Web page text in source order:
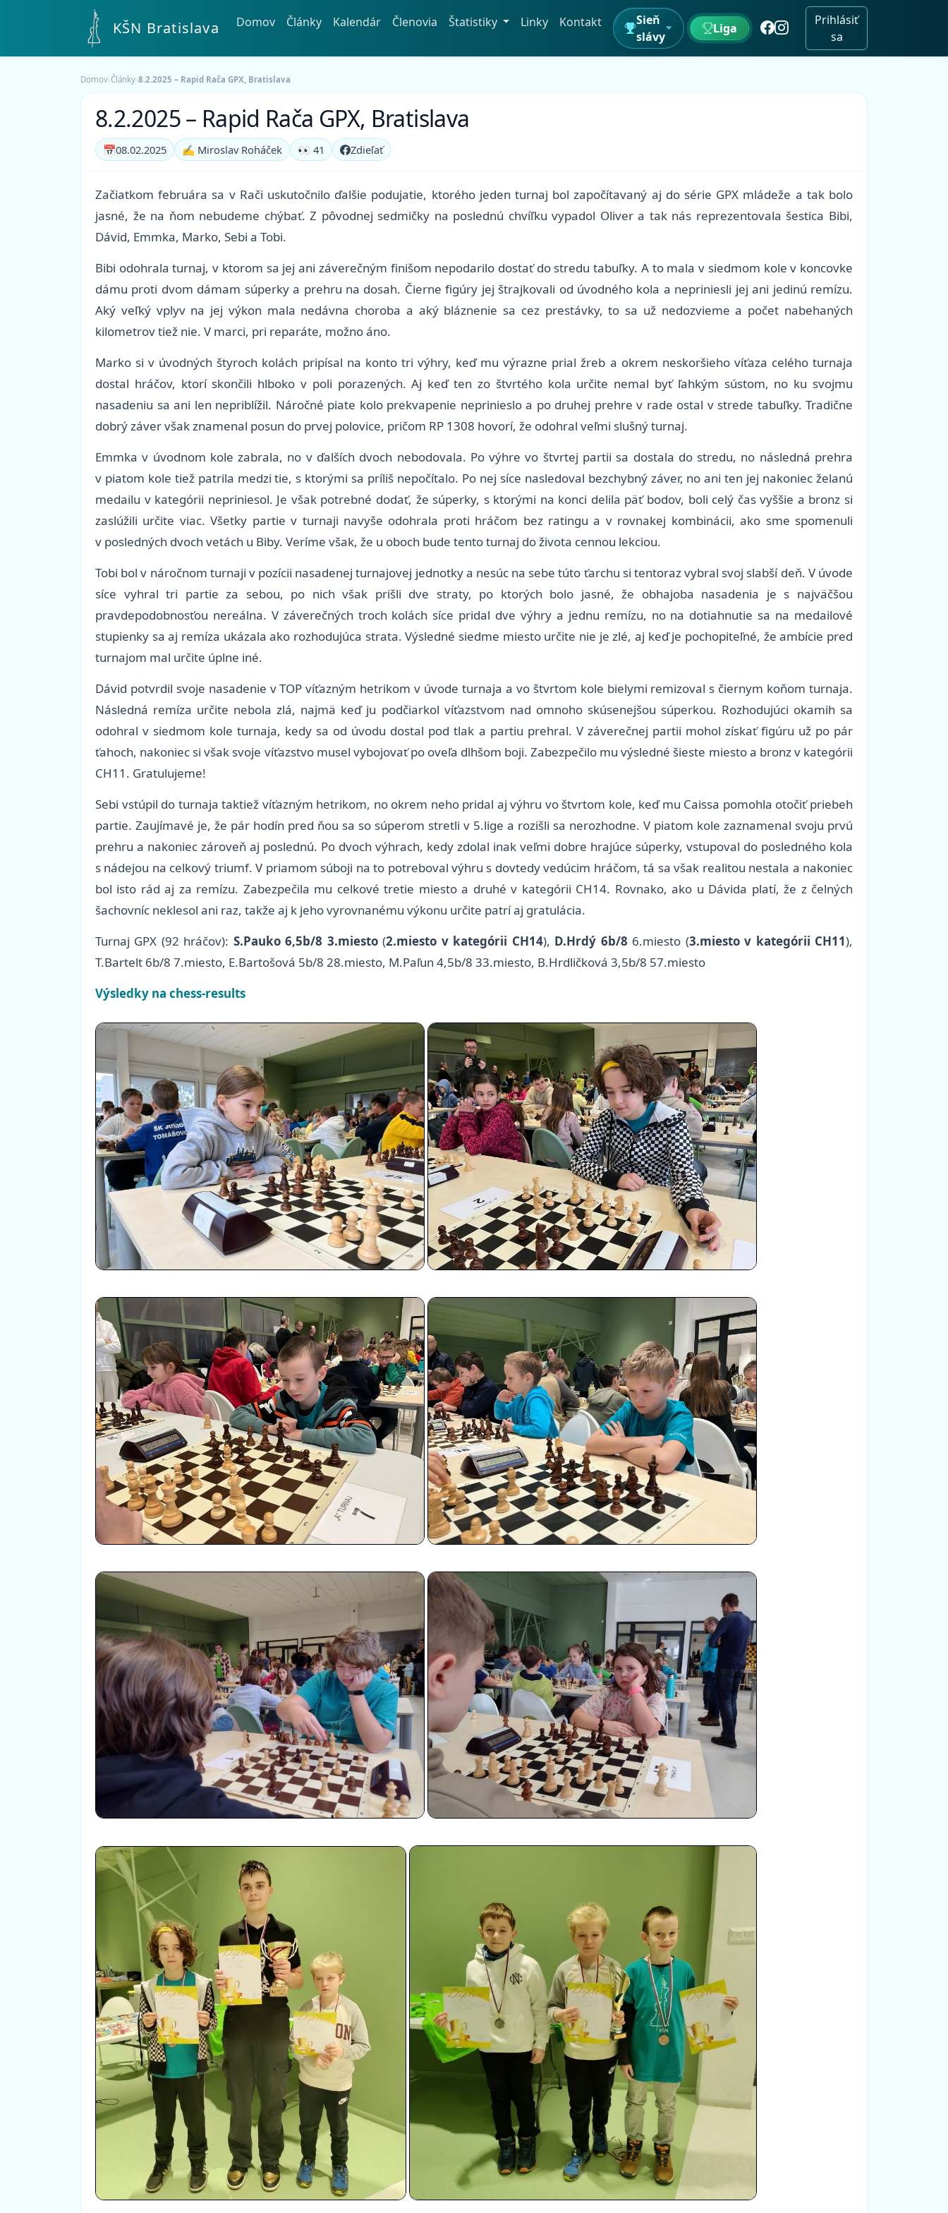
KŠN Bratislava Domov Články Kalendár Členovia Štatistiky Linky Kontakt
Sieň
slávy
Liga
Prihlásiť
sa
Domov›Články›8.2.2025 – Rapid Rača GPX, Bratislava
8.2.2025 – Rapid Rača GPX, Bratislava
📅08.02.2025 ✍️ Miroslav Roháček 👀 41 Zdieľať
Začiatkom februára sa v Rači uskutočnilo ďalšie podujatie, ktorého jeden turnaj bol započítavaný aj do série GPX mládeže a tak bolo
jasné, že na ňom nebudeme chýbať. Z pôvodnej sedmičky na poslednú chvíľku vypadol Oliver a tak nás reprezentovala šestica Bibi,
Dávid, Emmka, Marko, Sebi a Tobi.
Bibi odohrala turnaj, v ktorom sa jej ani záverečným finišom nepodarilo dostať do stredu tabuľky. A to mala v siedmom kole v koncovke
dámu proti dvom dámam súperky a prehru na dosah. Čierne figúry jej štrajkovali od úvodného kola a nepriniesli jej ani jedinú remízu.
Aký veľký vplyv na jej výkon mala nedávna choroba a aký bláznenie sa cez prestávky, to sa už nedozvieme a počet nabehaných
kilometrov tiež nie. V marci, pri reparáte, možno áno.
Marko si v úvodných štyroch kolách pripísal na konto tri výhry, keď mu výrazne prial žreb a okrem neskoršieho víťaza celého turnaja
dostal hráčov, ktorí skončili hlboko v poli porazených. Aj keď ten zo štvrtého kola určite nemal byť ľahkým sústom, no ku svojmu
nasadeniu sa ani len nepriblížil. Náročné piate kolo prekvapenie neprinieslo a po druhej prehre v rade ostal v strede tabuľky. Tradične
dobrý záver však znamenal posun do prvej polovice, pričom RP 1308 hovorí, že odohral veľmi slušný turnaj.
Emmka v úvodnom kole zabrala, no v ďalších dvoch nebodovala. Po výhre vo štvrtej partii sa dostala do stredu, no následná prehra
v piatom kole tiež patrila medzi tie, s ktorými sa príliš nepočítalo. Po nej síce nasledoval bezchybný záver, no ani ten jej nakoniec želanú
medailu v kategórii nepriniesol. Je však potrebné dodať, že súperky, s ktorými na konci delila päť bodov, boli celý čas vyššie a bronz si
zaslúžili určite viac. Všetky partie v turnaji navyše odohrala proti hráčom bez ratingu a v rovnakej kombinácii, ako sme spomenuli
v posledných dvoch vetách u Biby. Veríme však, že u oboch bude tento turnaj do života cennou lekciou.
Tobi bol v náročnom turnaji v pozícii nasadenej turnajovej jednotky a nesúc na sebe túto ťarchu si tentoraz vybral svoj slabší deň. V úvode
síce vyhral tri partie za sebou, po nich však prišli dve straty, po ktorých bolo jasné, že obhajoba nasadenia je s najväčšou
pravdepodobnosťou nereálna. V záverečných troch kolách síce pridal dve výhry a jednu remízu, no na dotiahnutie sa na medailové
stupienky sa aj remíza ukázala ako rozhodujúca strata. Výsledné siedme miesto určite nie je zlé, aj keď je pochopiteľné, že ambície pred
turnajom mal určite úplne iné.
Dávid potvrdil svoje nasadenie v TOP víťazným hetrikom v úvode turnaja a vo štvrtom kole bielymi remizoval s čiernym koňom turnaja.
Následná remíza určite nebola zlá, najmä keď ju podčiarkol víťazstvom nad omnoho skúsenejšou súperkou. Rozhodujúci okamih sa
odohral v siedmom kole turnaja, kedy sa od úvodu dostal pod tlak a partiu prehral. V záverečnej partii mohol získať figúru už po pár
ťahoch, nakoniec si však svoje víťazstvo musel vybojovať po oveľa dlhšom boji. Zabezpečilo mu výsledné šieste miesto a bronz v kategórii
CH11. Gratulujeme!
Sebi vstúpil do turnaja taktiež víťazným hetrikom, no okrem neho pridal aj výhru vo štvrtom kole, keď mu Caissa pomohla otočiť priebeh
partie. Zaujímavé je, že pár hodín pred ňou sa so súperom stretli v 5.lige a rozišli sa nerozhodne. V piatom kole zaznamenal svoju prvú
prehru a nakoniec zároveň aj poslednú. Po dvoch výhrach, kedy zdolal inak veľmi dobre hrajúce súperky, vstupoval do posledného kola
s nádejou na celkový triumf. V priamom súboji na to potreboval výhru s dovtedy vedúcim hráčom, tá sa však realitou nestala a nakoniec
bol isto rád aj za remízu. Zabezpečila mu celkové tretie miesto a druhé v kategórii CH14. Rovnako, ako u Dávida platí, že z čelných
šachovníc neklesol ani raz, takže aj k jeho vyrovnanému výkonu určite patrí aj gratulácia.
Turnaj GPX (92 hráčov): S.Pauko 6,5b/8 3.miesto(2.miesto v kategórii CH14), D.Hrdý 6b/8 6.miesto (3.miesto v kategórii CH11),
T.Bartelt 6b/8 7.miesto, E.Bartošová 5b/8 28.miesto, M.Paľun 4,5b/8 33.miesto, B.Hrdličková 3,5b/8 57.miesto
Výsledky na chess-results